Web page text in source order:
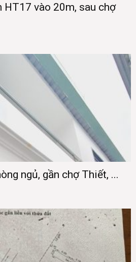
HT17 vào 20m, sau chợ
ngủ, gần chợ Thiết, ...